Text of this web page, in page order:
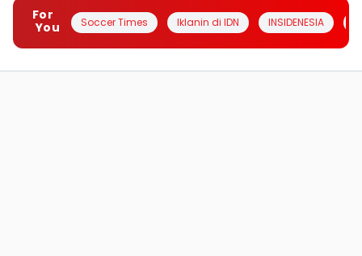
For
You
Soccer Times Iklanin di IDN INSIDENESIA